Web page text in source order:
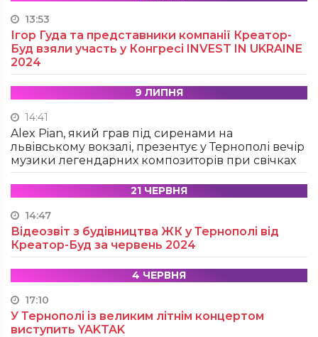
13:53
Ігор Гуда та представники компанії Креатор-
Буд взяли участь у Конгресі INVEST IN UKRAINE
2024
9 ЛИПНЯ
14:41
Alex Pian, який грав під сиренами на
львівському вокзалі, презентує у Тернополі вечір
музики легендарних композиторів при свічках
21 ЧЕРВНЯ
14:47
Відеозвіт з будівництва ЖК у Тернополі від
Креатор-Буд за червень 2024
4 ЧЕРВНЯ
17:10
У Тернополі із великим літнім концертом
виступить YAKTAK